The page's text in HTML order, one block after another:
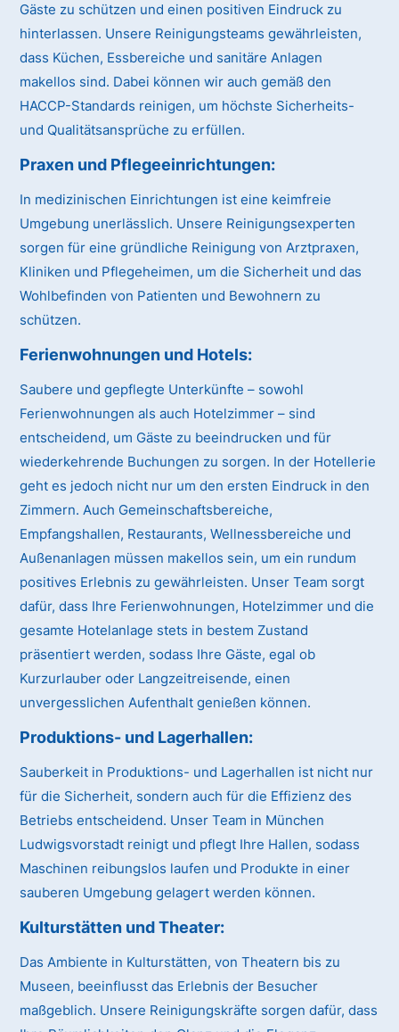
Gäste zu schützen und einen positiven Eindruck zu
hinterlassen. Unsere Reinigungsteams gewährleisten,
dass Küchen, Essbereiche und sanitäre Anlagen
makellos sind. Dabei können wir auch gemäß den
HACCP-Standards reinigen, um höchste Sicherheits-
und Qualitätsansprüche zu erfüllen.
Praxen und Pflegeeinrichtungen:
In medizinischen Einrichtungen ist eine keimfreie
Umgebung unerlässlich. Unsere Reinigungsexperten
sorgen für eine gründliche Reinigung von Arztpraxen,
Kliniken und Pflegeheimen, um die Sicherheit und das
Wohlbefinden von Patienten und Bewohnern zu
schützen.
Ferienwohnungen und Hotels:
Saubere und gepflegte Unterkünfte – sowohl
Ferienwohnungen als auch Hotelzimmer – sind
entscheidend, um Gäste zu beeindrucken und für
wiederkehrende Buchungen zu sorgen. In der Hotellerie
geht es jedoch nicht nur um den ersten Eindruck in den
Zimmern. Auch Gemeinschaftsbereiche,
Empfangshallen, Restaurants, Wellnessbereiche und
Außenanlagen müssen makellos sein, um ein rundum
positives Erlebnis zu gewährleisten. Unser Team sorgt
dafür, dass Ihre Ferienwohnungen, Hotelzimmer und die
gesamte Hotelanlage stets in bestem Zustand
präsentiert werden, sodass Ihre Gäste, egal ob
Kurzurlauber oder Langzeitreisende, einen
unvergesslichen Aufenthalt genießen können.
Produktions- und Lagerhallen:
Sauberkeit in Produktions- und Lagerhallen ist nicht nur
für die Sicherheit, sondern auch für die Effizienz des
Betriebs entscheidend. Unser Team in München
Ludwigsvorstadt reinigt und pflegt Ihre Hallen, sodass
Maschinen reibungslos laufen und Produkte in einer
sauberen Umgebung gelagert werden können.
Kulturstätten und Theater:
Das Ambiente in Kulturstätten, von Theatern bis zu
Museen, beeinflusst das Erlebnis der Besucher
maßgeblich. Unsere Reinigungskräfte sorgen dafür, dass